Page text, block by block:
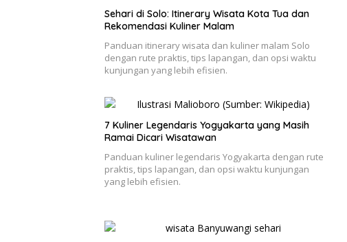
Sehari di Solo: Itinerary Wisata Kota Tua dan
Rekomendasi Kuliner Malam
Panduan itinerary wisata dan kuliner malam Solo
dengan rute praktis, tips lapangan, dan opsi waktu
kunjungan yang lebih efisien.
7 Kuliner Legendaris Yogyakarta yang Masih
Ramai Dicari Wisatawan
Panduan kuliner legendaris Yogyakarta dengan rute
praktis, tips lapangan, dan opsi waktu kunjungan
yang lebih efisien.